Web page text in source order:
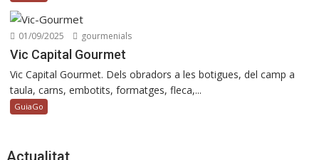
01/09/2025 gourmenials
Vic Capital Gourmet
Vic Capital Gourmet. Dels obradors a les botigues, del camp a
taula, carns, embotits, formatges, fleca,...
GuiaGo
Actualitat